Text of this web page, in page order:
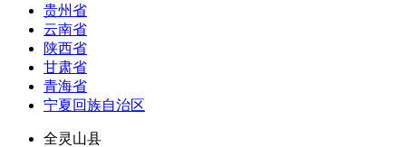
贵州省
云南省
陕西省
甘肃省
青海省
宁夏回族自治区
全灵山县